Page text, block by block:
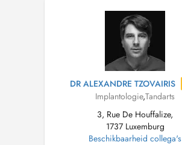
www.dentalplus.lu Accès : Stati...
DR ALEXANDRE TZOVAIRIS
Implantologie,Tandarts
3, Rue De Houffalize,
1737 Luxemburg
Beschikbaarheid collega's